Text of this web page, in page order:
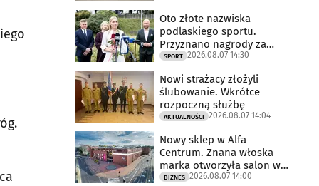
Oto złote nazwiska
podlaskiego sportu.
Przyznano nagrody za
2025 rok
SPORT 2026.08.07 14:30
Nowi strażacy złożyli
ślubowanie. Wkrótce
rozpoczną służbę
AKTUALNOŚCI 2026.08.07 14:04
Nowy sklep w Alfa
Centrum. Znana włoska
marka otworzyła salon w
Białymstoku
BIZNES 2026.08.07 14:00